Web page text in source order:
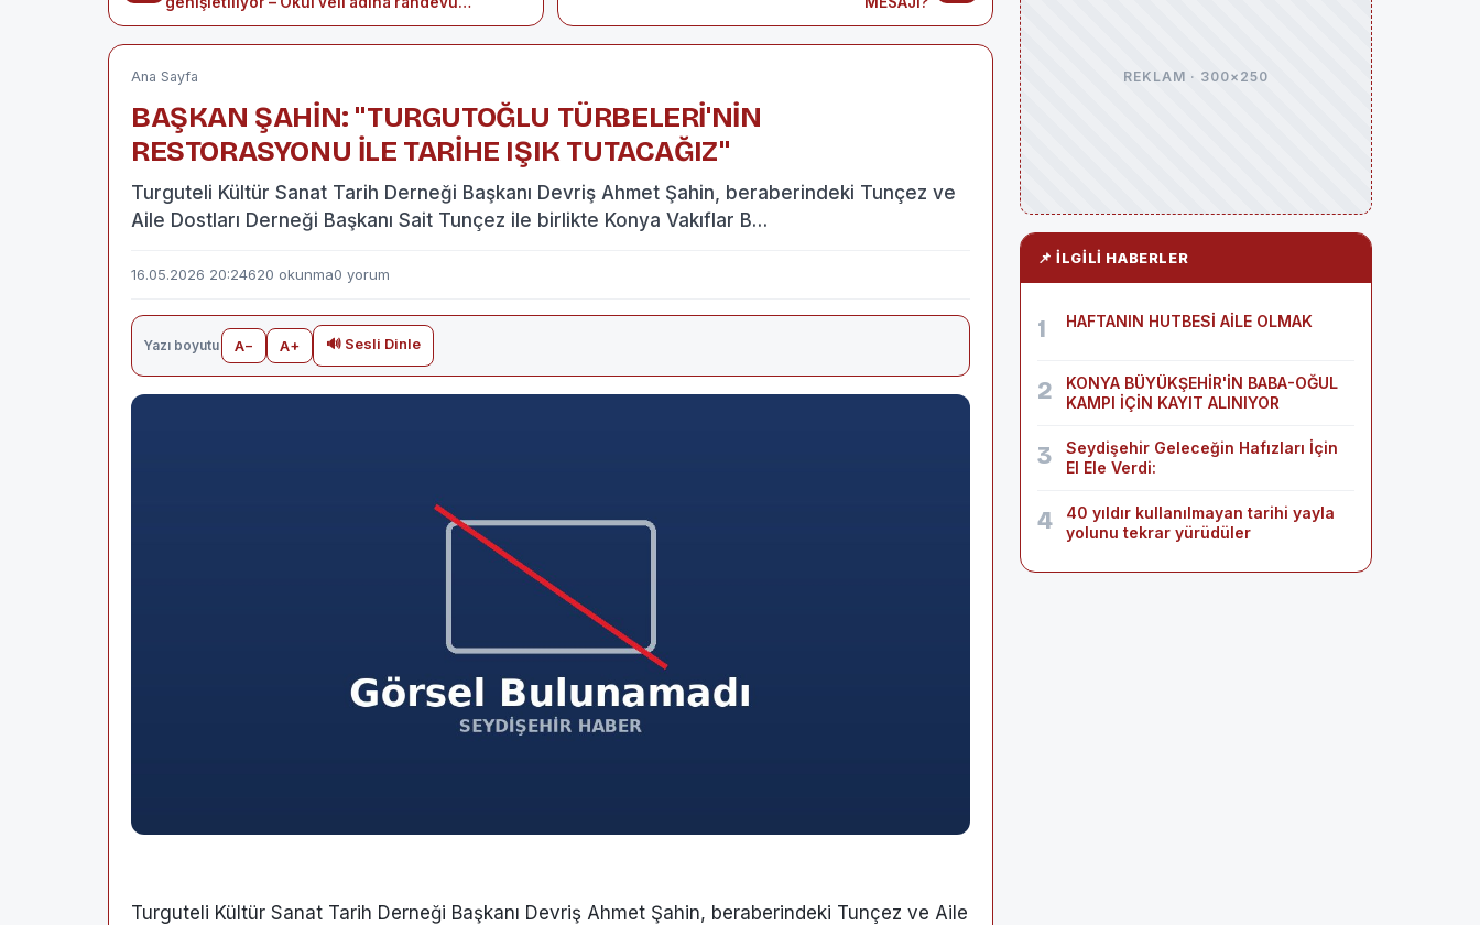
Ana Sayfa
BAŞKAN ŞAHİN: "TURGUTOĞLU TÜRBELERİ'NİN
RESTORASYONU İLE TARİHE IŞIK TUTACAĞIZ"
Turguteli Kültür Sanat Tarih Derneği Başkanı Devriş Ahmet Şahin, beraberindeki Tunçez ve
Aile Dostları Derneği Başkanı Sait Tunçez ile birlikte Konya Vakıflar B…
16.05.2026 20:24620 okunma0 yorum
Yazı boyutu A− A+ 🔊 Sesli Dinle
Turguteli Kültür Sanat Tarih Derneği Başkanı Devriş Ahmet Şahin, beraberindeki Tunçez ve Aile
REKLAM · 300×250
📌 İLGILI HABERLER
1 HAFTANIN HUTBESİ AİLE OLMAK
2
KONYA BÜYÜKŞEHİR'İN BABA-OĞUL
KAMPI İÇİN KAYIT ALINIYOR
3
Seydişehir Geleceğin Hafızları İçin
El Ele Verdi:
4
40 yıldır kullanılmayan tarihi yayla
yolunu tekrar yürüdüler